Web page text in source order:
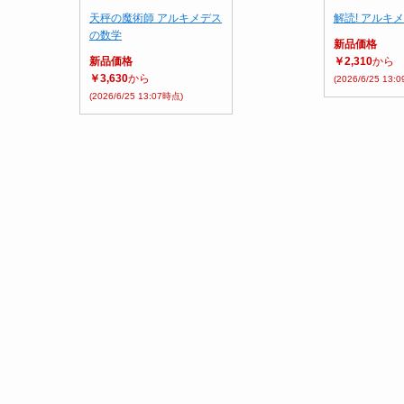
天秤の魔術師 アルキメデス
の数学
新品価格
￥3,630から
(2026/6/25 13:07時点)
解読! アルキ
新品価格
￥2,310から
(2026/6/25